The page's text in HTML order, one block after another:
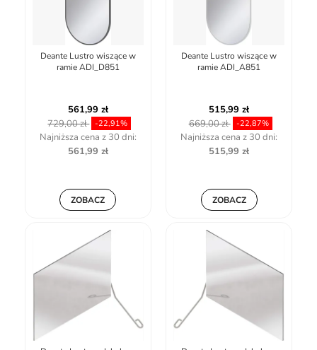
Deante Lustro wiszące w
ramie ADI_D851
561,99 zł
729,00 zł -22,91%
Najniższa cena z 30 dni:
561,99 zł
ZOBACZ
Deante Lustro wiszące w
ramie ADI_A851
515,99 zł
669,00 zł
-22,87%
Najniższa cena z 30 dni:
515,99 zł
ZOBACZ